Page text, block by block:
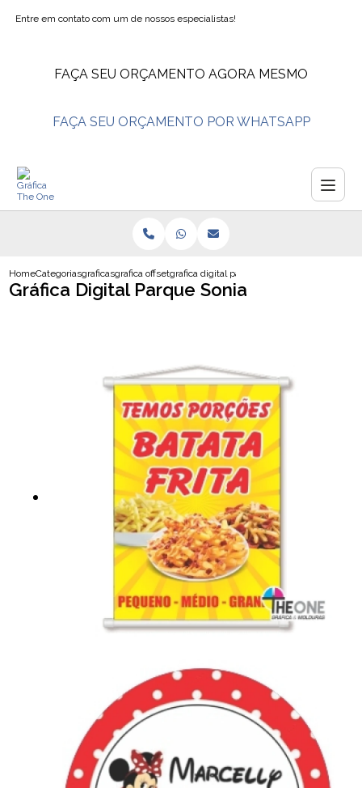
Entre em contato com um de nossos especialistas!
FAÇA SEU ORÇAMENTO AGORA MESMO
FAÇA SEU ORÇAMENTO POR WHATSAPP
HomeCategoriasgraficasgrafica offsetgrafica digital parque sonia
Gráfica Digital Parque Sonia